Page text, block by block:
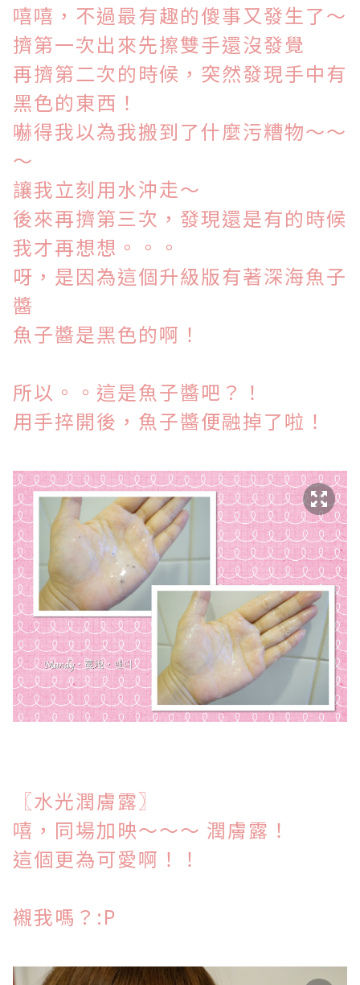
嘻嘻，不過最有趣的傻事又發生了～
擠第一次出來先擦雙手還沒發覺
再擠第二次的時候，突然發現手中有
黑色的東西！
嚇得我以為我搬到了什麼污糟物～～
～
讓我立刻用水沖走～
後來再擠第三次，發現還是有的時候
我才再想想。。。
呀，是因為這個升級版有著深海魚子
醬
魚子醬是黑色的啊！
所以。。這是魚子醬吧？！
用手捽開後，魚子醬便融掉了啦！
〖水光潤膚露〗
嘻，同場加映～～～ 潤膚露！
這個更為可愛啊！！
襯我嗎？:P